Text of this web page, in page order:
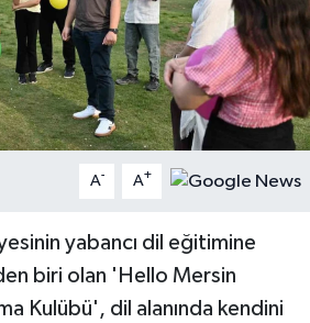
A- A+
yabancı dil eğitimine
biri olan 'Hello Mersin
Kulübü', dil alanında kendini